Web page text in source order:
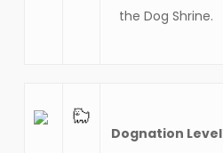
the Dog Shrine.
Dognation Level